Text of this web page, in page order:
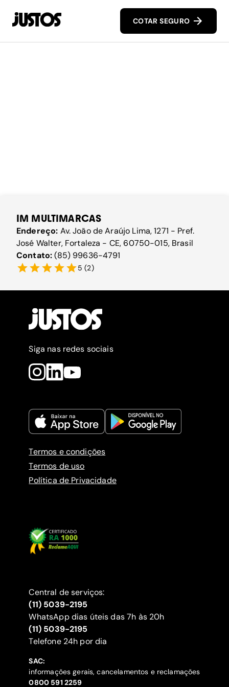
COTAR SEGURO
IM MULTIMARCAS
Endereço: Av. João de Araújo Lima, 1271 - Pref.
José Walter, Fortaleza - CE, 60750-015, Brasil
Contato:(85) 99636-4791
5 (2)
Siga nas redes sociais
Termos e condições
Termos de uso
Política de Privacidade
Central de serviços:
(11) 5039-2195
WhatsApp dias úteis das 7h às 20h
(11) 5039-2195
‍Telefone 24h por dia
SAC:
informações gerais, cancelamentos e reclamações
‍0800 591 2259